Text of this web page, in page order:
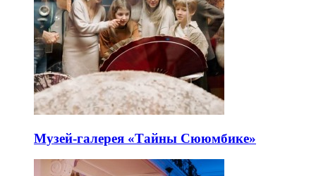
Музей-галерея «Тайны Сююмбике»